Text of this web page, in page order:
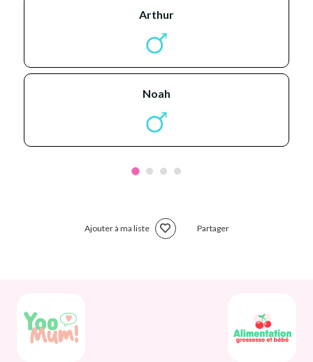
arthur
noah
Ajouter à ma liste Partager